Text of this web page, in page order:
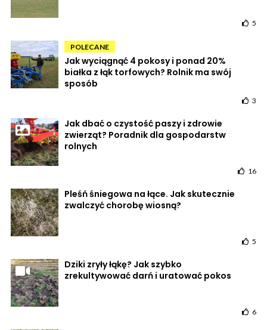
5
POLECANE
Jak wyciągnąć 4 pokosy i ponad 20%
białka z łąk torfowych? Rolnik ma swój
sposób
3
Jak dbać o czystość paszy i zdrowie
zwierząt? Poradnik dla gospodarstw
rolnych
16
Pleśń śniegowa na łące. Jak skutecznie
zwalczyć chorobę wiosną?
5
Dziki zryły łąkę? Jak szybko
zrekultywować darń i uratować pokos
6